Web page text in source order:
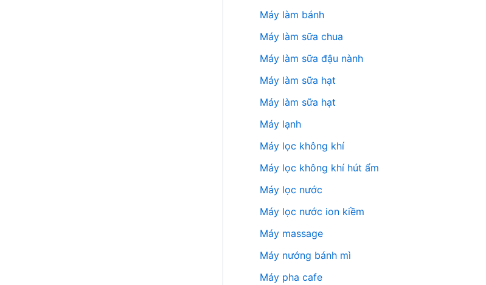
Máy làm bánh
Máy làm sữa chua
Máy làm sữa đậu nành
Máy làm sữa hạt
Máy làm sữa hạt
Máy lạnh
Máy lọc không khí
Máy lọc không khí hút ẩm
Máy lọc nước
Máy lọc nước ion kiềm
Máy massage
Máy nướng bánh mì
Máy pha cafe